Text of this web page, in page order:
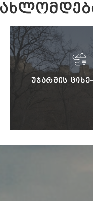
ᲣᲯᲐᲠᲛᲘᲡ